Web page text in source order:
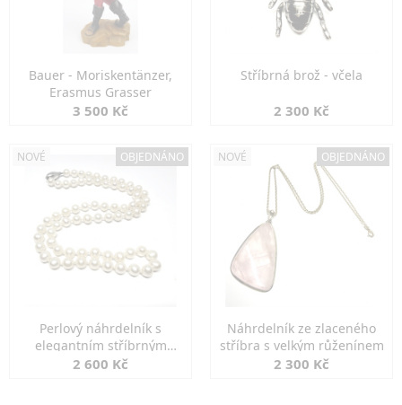
Bauer - Moriskentänzer,
Erasmus Grasser
3 500 Kč
Stříbrná brož - včela
2 300 Kč
NOVÉ OBJEDNÁNO
Perlový náhrdelník s
elegantním stříbrným
zapínáním
2 600 Kč
NOVÉ OBJEDNÁNO
Náhrdelník ze zlaceného
stříbra s velkým růženínem
2 300 Kč